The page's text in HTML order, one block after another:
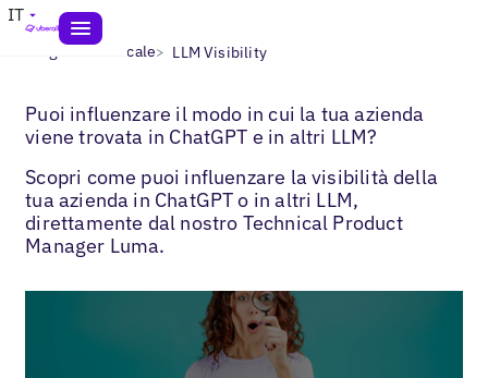
IT
Blogs> SEO locale> LLM Visibility
Puoi influenzare il modo in cui la tua azienda
viene trovata in ChatGPT e in altri LLM?
Scopri come puoi influenzare la visibilità della
tua azienda in ChatGPT o in altri LLM,
direttamente dal nostro Technical Product
Manager Luma.